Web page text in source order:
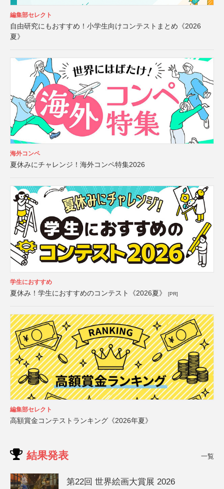
編集部セレクト
自由研究にもおすすめ！小学生向けコンテストまとめ《2026
夏》
海外コンペ
夏休みにチャレンジ！海外コンペ特集2026
学生におすすめ
夏休み！学生におすすめのコンテスト《2026夏》 [PR]
編集部セレクト
高額賞金コンテストランキング《2026年夏》
結果発表 一覧
第22回 世界絵画大賞展 2026